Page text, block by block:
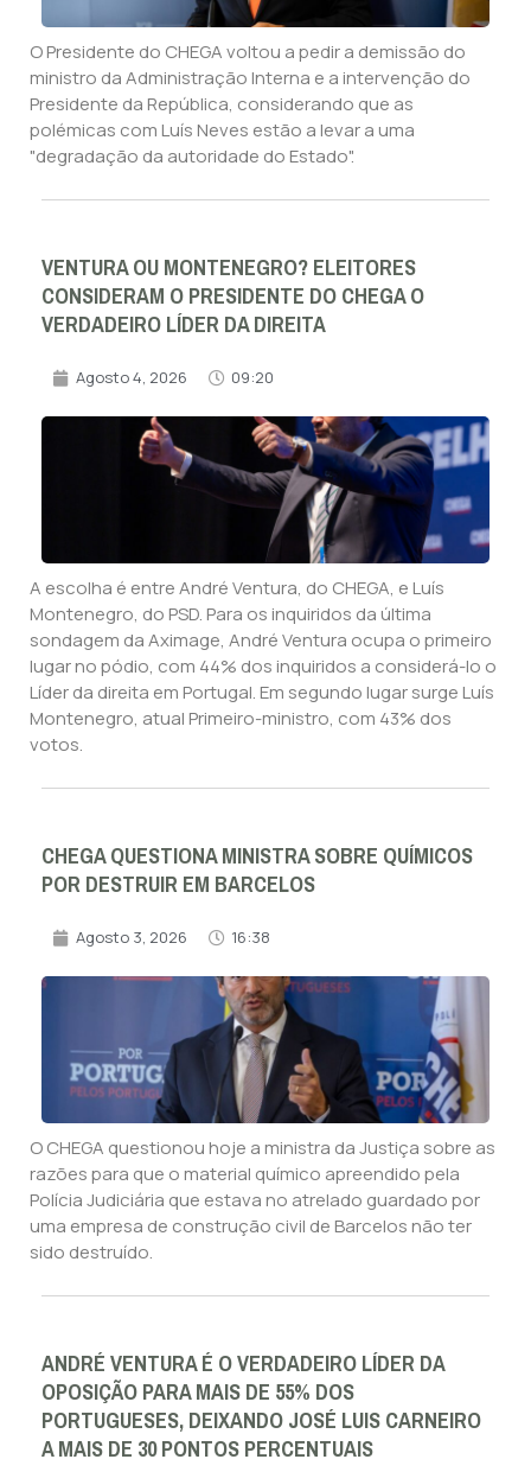
O Presidente do CHEGA voltou a pedir a demissão do
ministro da Administração Interna e a intervenção do
Presidente da República, considerando que as
polémicas com Luís Neves estão a levar a uma
"degradação da autoridade do Estado".
VENTURA OU MONTENEGRO? ELEITORES
CONSIDERAM O PRESIDENTE DO CHEGA O
VERDADEIRO LÍDER DA DIREITA
Agosto 4, 2026 09:20
A escolha é entre André Ventura, do CHEGA, e Luís
Montenegro, do PSD. Para os inquiridos da última
sondagem da Aximage, André Ventura ocupa o primeiro
lugar no pódio, com 44% dos inquiridos a considerá-lo o
Líder da direita em Portugal. Em segundo lugar surge Luís
Montenegro, atual Primeiro-ministro, com 43% dos
votos.
CHEGA QUESTIONA MINISTRA SOBRE QUÍMICOS
POR DESTRUIR EM BARCELOS
Agosto 3, 2026 16:38
O CHEGA questionou hoje a ministra da Justiça sobre as
razões para que o material químico apreendido pela
Polícia Judiciária que estava no atrelado guardado por
uma empresa de construção civil de Barcelos não ter
sido destruído.
ANDRÉ VENTURA É O VERDADEIRO LÍDER DA
OPOSIÇÃO PARA MAIS DE 55% DOS
PORTUGUESES, DEIXANDO JOSÉ LUIS CARNEIRO
A MAIS DE 30 PONTOS PERCENTUAIS